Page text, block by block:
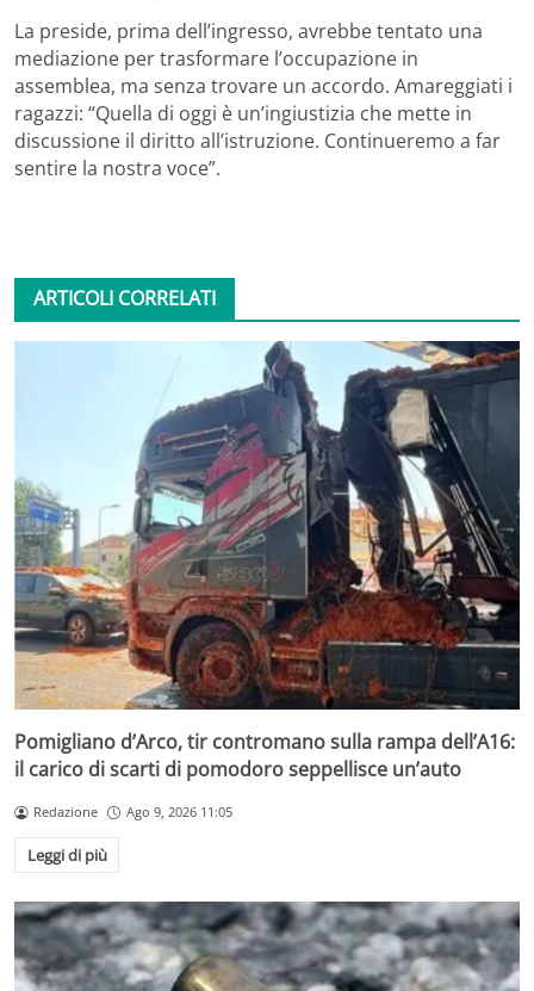
La preside, prima dell’ingresso, avrebbe tentato una
mediazione per trasformare l’occupazione in
assemblea, ma senza trovare un accordo. Amareggiati i
ragazzi: “Quella di oggi è un’ingiustizia che mette in
discussione il diritto all’istruzione. Continueremo a far
sentire la nostra voce”.
ARTICOLI CORRELATI
Pomigliano d’Arco, tir contromano sulla rampa dell’A16:
il carico di scarti di pomodoro seppellisce un’auto
Redazione Ago 9, 2026 11:05
Leggi di più